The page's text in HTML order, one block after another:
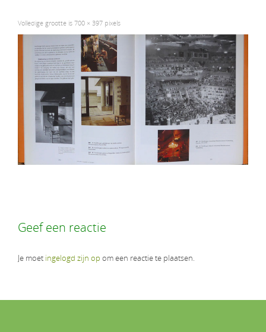
Volledige grootte is 700 × 397 pixels
Geef een reactie
Je moet ingelogd zijn op om een reactie te plaatsen.